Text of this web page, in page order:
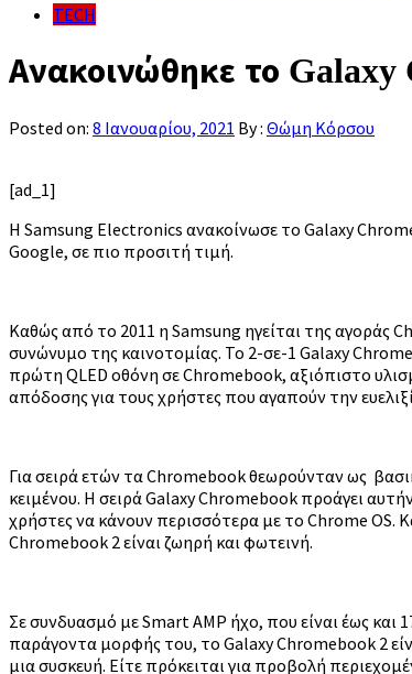
TECH
Ανακοινώθηκε το
Posted on: 8 Ιανουαρίου, 2021 By : Θώμη Κόρσου
[ad_1]
Η Samsung Electronics ανακοίνωσε το Galaxy
Google, σε πιο προσιτή τιμή.
Καθώς από το 2011 η Samsung ηγείται της αγοράς
συνώνυμο της καινοτομίας. Το 2-σε-1 Galaxy
πρώτη QLED οθόνη σε Chromebook, αξιόπιστο
απόδοσης για τους χρήστες που αγαπούν την
Για σειρά ετών τα Chromebook θεωρούνταν ως
κειμένου. Η σειρά Galaxy Chromebook προάγει
χρήστες να κάνουν περισσότερα με το Chrome OS.
Chromebook 2 είναι ζωηρή και φωτεινή.
Σε συνδυασμό με Smart AMP ήχο, που είναι έως
παράγοντα μορφής του, το Galaxy Chromebook 2
μια συσκευή. Είτε πρόκειται για προβολή